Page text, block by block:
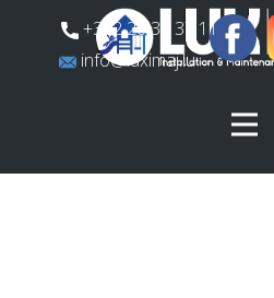
​+352 26 31 37 11
​info@luximaj.lu